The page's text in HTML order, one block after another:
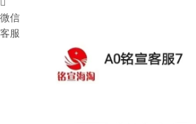

微信
客服